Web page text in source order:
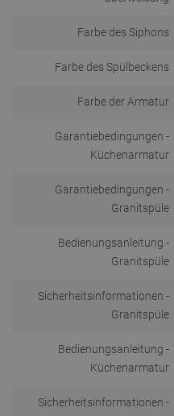
Farbe des Siphons
Farbe des Spülbeckens
Farbe der Armatur
Garantiebedingungen -
Küchenarmatur
Garantiebedingungen -
Granitspüle
Bedienungsanleitung -
Granitspüle
Sicherheitsinformationen -
Granitspüle
Bedienungsanleitung -
Küchenarmatur
Sicherheitsinformationen -